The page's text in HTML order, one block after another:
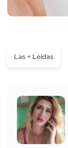
Las + Leídas